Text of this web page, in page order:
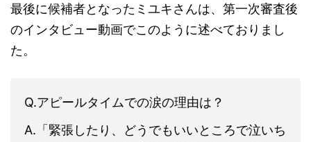
最後に候補者となったミユキさんは、第一次審査後
のインタビュー動画でこのように述べておりまし
た。
Q.アピールタイムでの涙の理由は？
A.「緊張したり、どうでもいいところで泣いち